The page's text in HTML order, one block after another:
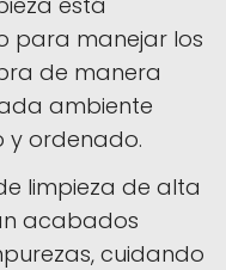
para manejar los
de manera
ambiente
y ordenado.
limpieza de alta
acabados
cuidando